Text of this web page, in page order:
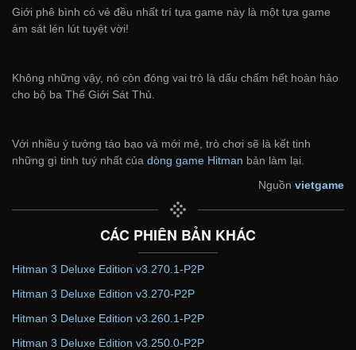
Giới phê bình có vẻ đều nhất trí tựa game này là một tựa game
ám sát lén lút tuyệt vời!
Không những vậy, nó còn đóng vai trò là dấu chấm hết hoàn hảo
cho bộ ba Thế Giới Sát Thủ.
Với nhiều ý tưởng táo bạo và mới mẻ, trò chơi sẽ là kết tinh
những gì tinh tuý nhất của dòng game Hitman bản làm lại.
Nguồn vietgame
CÁC PHIÊN BẢN KHÁC
Hitman 3 Deluxe Edition v3.270.1-P2P
Hitman 3 Deluxe Edition v3.270-P2P
Hitman 3 Deluxe Edition v3.260.1-P2P
Hitman 3 Deluxe Edition v3.250.0-P2P